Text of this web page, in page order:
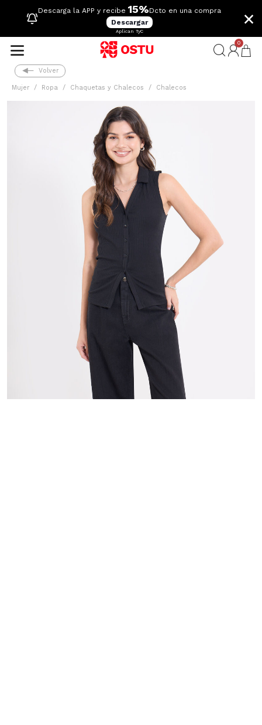
Descarga la APP y recibe 15%Dcto en una compra
Descargar
Aplican TyC
×
0
Volver
Mujer Ropa Chaquetas y Chalecos Chalecos